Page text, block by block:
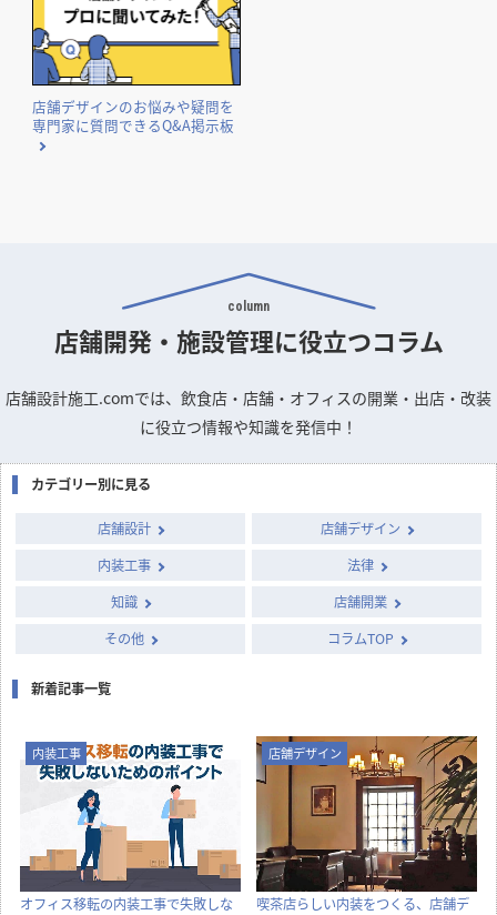
店舗デザインのお悩みや疑問を
専門家に質問できるQ&A掲示板
column
店舗開発・施設管理に役立つコラム
店舗設計施工.comでは、飲食店・店舗・オフィスの開業・出店・改装
に役立つ情報や知識を発信中！
カテゴリー別に見る
店舗設計
店舗デザイン
内装工事
法律
知識
店舗開業
その他
コラムTOP
新着記事一覧
内装工事
オフィス移転の内装工事で失敗しな
店舗デザイン
喫茶店らしい内装をつくる、店舗デ